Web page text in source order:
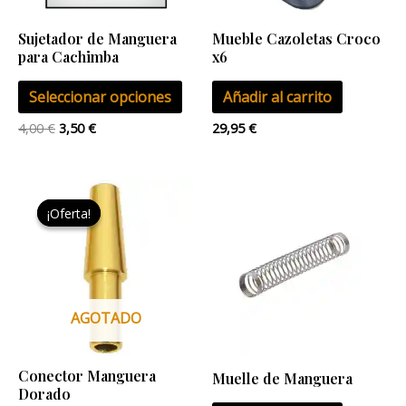
Sujetador de Manguera
para Cachimba
Seleccionar opciones
pueden
4,00€ 3,50€
Mueble Cazoletas Croco
x6
Añadir al carrito
29,95€
¡Oferta!
AGOTADO
¡Oferta!
Conector Manguera
Dorado
precio
original
era:
4,95 €.
El
precio
actual
3,75 €.
Muelle de Manguera